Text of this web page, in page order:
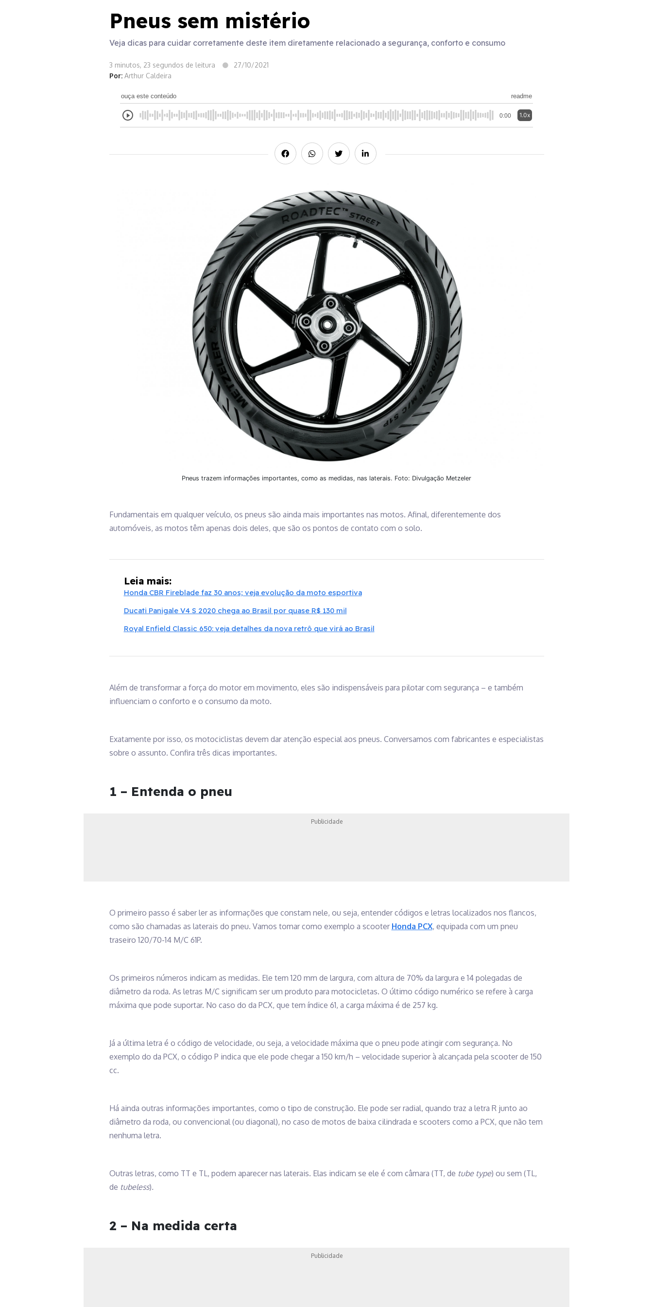
Pneus sem mistério
Veja dicas para cuidar corretamente deste item diretamente relacionado a segurança, conforto e consumo
3 minutos, 23 segundos de leitura
27/10/2021
Por: Arthur Caldeira
ouça este conteúdo readme
0:00 1.0x
Pneus trazem informações importantes, como as medidas, nas laterais. Foto: Divulgação Metzeler
Fundamentais em qualquer veículo, os pneus são ainda mais importantes nas motos. Afinal, diferentemente dos
automóveis, as motos têm apenas dois deles, que são os pontos de contato com o solo.
Leia mais:
Honda CBR Fireblade faz 30 anos; veja evolução da moto esportiva
Ducati Panigale V4 S 2020 chega ao Brasil por quase R$ 130 mil
Royal Enfield Classic 650: veja detalhes da nova retrô que virá ao Brasil
Além de transformar a força do motor em movimento, eles são indispensáveis para pilotar com segurança – e também
influenciam o conforto e o consumo da moto.
Exatamente por isso, os motociclistas devem dar atenção especial aos pneus. Conversamos com fabricantes e especialistas
sobre o assunto. Confira três dicas importantes.
1 – Entenda o pneu
Publicidade
O primeiro passo é saber ler as informações que constam nele, ou seja, entender códigos e letras localizados nos flancos,
como são chamadas as laterais do pneu. Vamos tomar como exemplo a scooter Honda PCX, equipada com um pneu
traseiro 120/70-14 M/C 61P.
Os primeiros números indicam as medidas. Ele tem 120 mm de largura, com altura de 70% da largura e 14 polegadas de
diâmetro da roda. As letras M/C significam ser um produto para motocicletas. O último código numérico se refere à carga
máxima que pode suportar. No caso do da PCX, que tem índice 61, a carga máxima é de 257 kg.
Já a última letra é o código de velocidade, ou seja, a velocidade máxima que o pneu pode atingir com segurança. No
exemplo do da PCX, o código P indica que ele pode chegar a 150 km/h – velocidade superior à alcançada pela scooter de 150
cc.
Há ainda outras informações importantes, como o tipo de construção. Ele pode ser radial, quando traz a letra R junto ao
diâmetro da roda, ou convencional (ou diagonal), no caso de motos de baixa cilindrada e scooters como a PCX, que não tem
nenhuma letra.
Outras letras, como TT e TL, podem aparecer nas laterais. Elas indicam se ele é com câmara (TT, de tube type) ou sem (TL,
de tubeless).
2 – Na medida certa
Publicidade